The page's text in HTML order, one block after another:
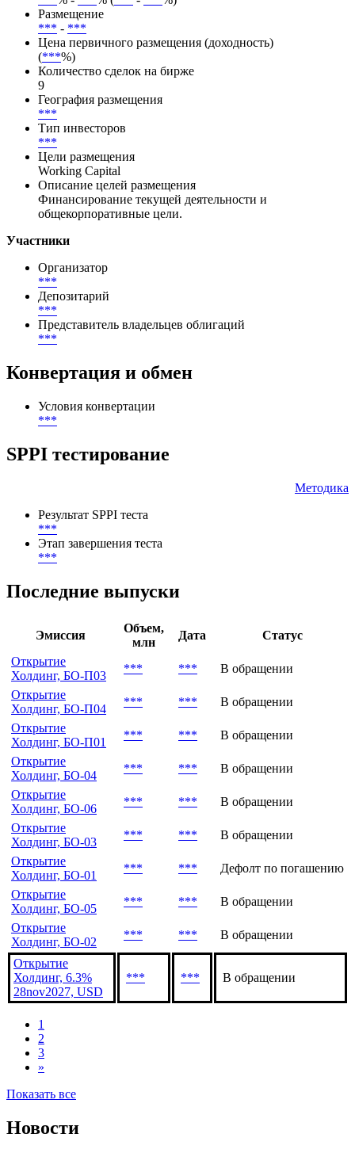
Размещение
*** - ***
Цена первичного размещения (доходность)
(***%)
Количество сделок на бирже
9
География размещения
***
Тип инвесторов
***
Цели размещения
Working Capital
Описание целей размещения
Финансирование текущей деятельности и
общекорпоративные цели.
Участники
Организатор
***
Депозитарий
***
Представитель владельцев облигаций
***
Конвертация и обмен
Условия конвертации
***
SPPI тестирование
Методика
Результат SPPI теста
***
Этап завершения теста
***
Последние выпуски
Эмиссия
Объем,
млн
Дата
Статус
Открытие
Холдинг, БО-П03
*** ***
В обращении
Открытие
Холдинг, БО-П04
*** ***
В обращении
Открытие
Холдинг, БО-П01
*** ***
В обращении
Открытие
Холдинг, БО-04
*** ***
В обращении
Открытие
Холдинг, БО-06
*** ***
В обращении
Открытие
Холдинг, БО-03
*** ***
В обращении
Открытие
Холдинг, БО-01
*** ***
Дефолт по погашению
Открытие
Холдинг, БО-05
*** ***
В обращении
Открытие
Холдинг, БО-02
*** *** В обращении
Открытие
Холдинг, 6.3%
28nov2027, USD
*** *** В обращении
1
2
3
»
Показать все
Новости